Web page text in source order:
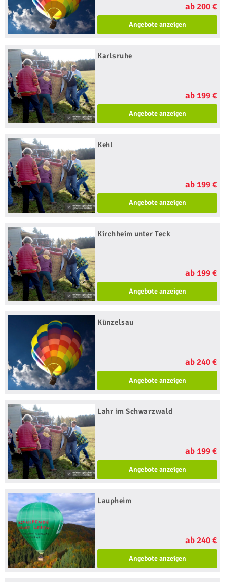
ab 200 €
Angebote anzeigen
Karlsruhe
ab 199 €
Angebote anzeigen
Kehl
ab 199 €
Angebote anzeigen
Kirchheim unter Teck
ab 199 €
Angebote anzeigen
Künzelsau
ab 240 €
Angebote anzeigen
Lahr im Schwarzwald
ab 199 €
Angebote anzeigen
Laupheim
ab 240 €
Angebote anzeigen